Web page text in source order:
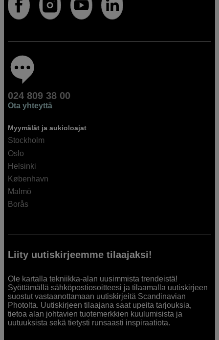
024 809 38 00
Ota yhteyttä
Myymälät ja aukioloajat
Stockholm
Oslo
Helsinki
København
Malmö
Borås
Liity uutiskirjeemme tilaajaksi!
Ole kartalla tekniikka-alan uusimmista trendeistä!
Syöttämällä sähköpostiosoitteesi ja tilaamalla uutiskirjeen
suostut vastaanottamaan uutiskirjeitä Scandinavian
Photolta. Uutiskirjeen tilaajana saat upeita tarjouksia,
tietoa alan johtavien tuotemerkkien kuulumisista ja
uutuuksista sekä tietysti runsaasti inspiraatiota.